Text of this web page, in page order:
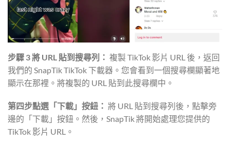
步驟 3 將 URL 貼到搜尋列： 複製 TikTok 影片 URL 後，返回
我們的 SnapTik TikTok 下載器。您會看到一個搜尋欄顯著地
顯示在那裡。將複製的 URL 貼到此搜尋欄中。
第四步點選「下載」按鈕： 將 URL 貼到搜尋列後，點擊旁
邊的「下載」按鈕。然後，SnapTik 將開始處理您提供的
TikTok 影片 URL。